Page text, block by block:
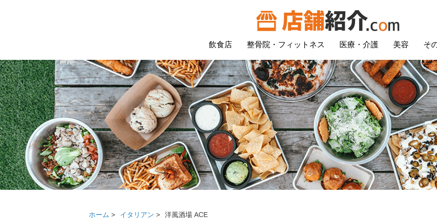
飲食店 整骨院・フィットネス 医療・介護 美容 そ
ホーム > イタリアン > 洋風酒場 ACE